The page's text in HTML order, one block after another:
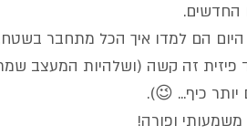
החדשים.
הם למדו איך הכל מתחבר בשטח,
פיזית זה קשה (ושלהיות המעצב
כיף... 😉).
משמעותי ופורה!